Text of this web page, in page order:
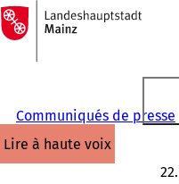
Accéder au contenu
Vers
la
page
d'accueil
Communiqués de presse
lire à haute voix